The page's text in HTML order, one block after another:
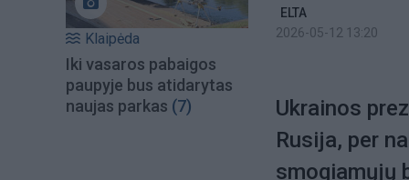
Klaipėda
Iki vasaros pabaigos
paupyje bus atidarytas
naujas parkas (7)
ELTA
2026-05-12 13:20
Ukrainos
Rusija, per
smogiamųjų